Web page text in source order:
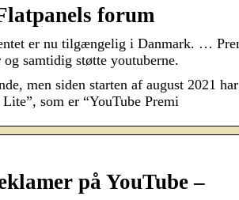
forum
er nu tilgængelig i Danmark. …
samtidig støtte youtuberne.
men siden starten af august 2021
som er “YouTube Premi
på YouTube –